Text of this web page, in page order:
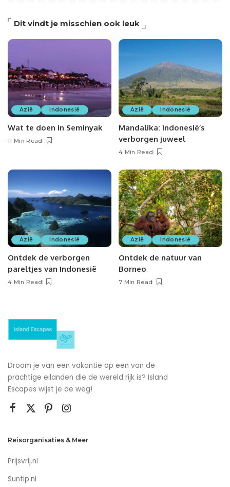
Dit vindt je misschien ook leuk
Azië Indonesië
Wat te doen in Seminyak
11 Min Read
Azië Indonesië
Mandalika: Indonesië’s
verborgen juweel
4 Min Read
Azië Indonesië
Ontdek de verborgen
pareltjes van Indonesië
4 Min Read
Azië Indonesië
Ontdek de natuur van
Borneo
7 Min Read
Droom je van een vakantie op een van de
prachtige eilanden die de wereld rijk is? Island
Escapes wijst je de weg!
Reisorganisaties & Meer
Prijsvrij.nl
Suntip.nl